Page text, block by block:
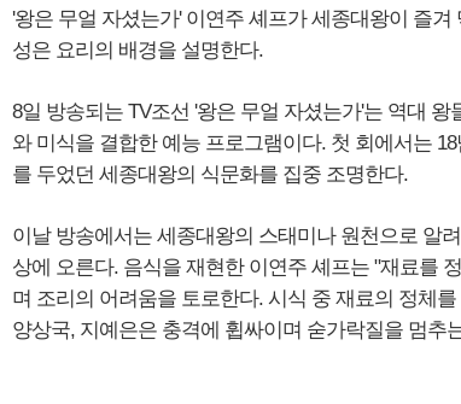
'왕은 무얼 자셨는가' 이연주 셰프가 세종대왕이 즐
성은 요리의 배경을 설명한다.
8일 방송되는 TV조선 '왕은 무얼 자셨는가'는 역대 왕
와 미식을 결합한 예능 프로그램이다. 첫 회에서는 18
를 두었던 세종대왕의 식문화를 집중 조명한다.
이날 방송에서는 세종대왕의 스태미나 원천으로 알
상에 오른다. 음식을 재현한 이연주 셰프는 "재료를
며 조리의 어려움을 토로한다. 시식 중 재료의 정체
양상국, 지예은은 충격에 휩싸이며 숟가락질을 멈추